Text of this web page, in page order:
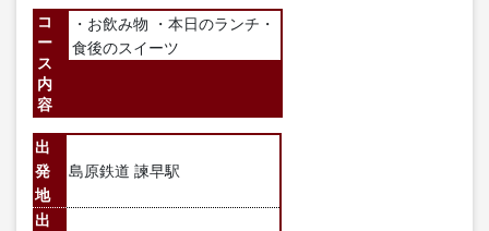
コ
ー
ス
内
容
・お飲み物 ・本日のランチ・
食後のスイーツ
出
発
地
島原鉄道 諫早駅
出